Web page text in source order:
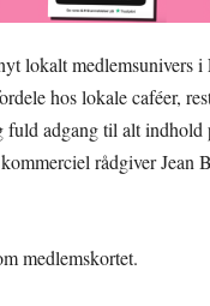
lokalt medlemsunivers
hos lokale caféer,
fuld adgang til alt
rådgiver Jean
medlemskortet.